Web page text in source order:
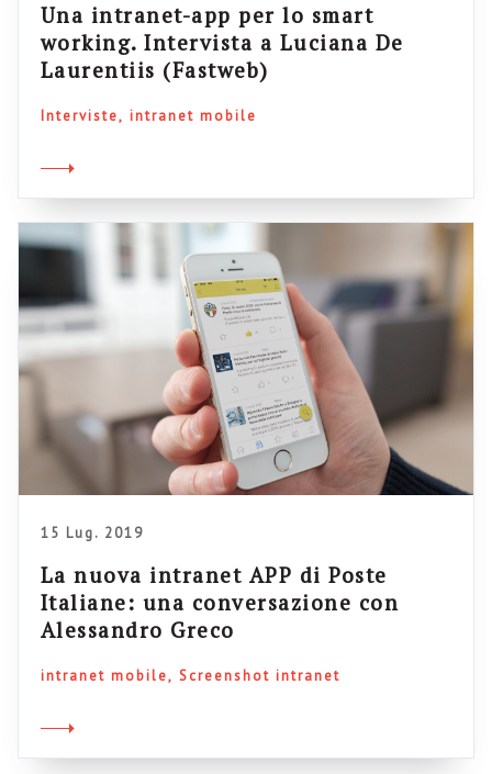
Una intranet-app per lo smart
working. Intervista a Luciana De
Laurentiis (Fastweb)
Interviste intranet mobile
15 Lug. 2019
La nuova intranet APP di Poste
Italiane: una conversazione con
Alessandro Greco
intranet mobile Screenshot intranet